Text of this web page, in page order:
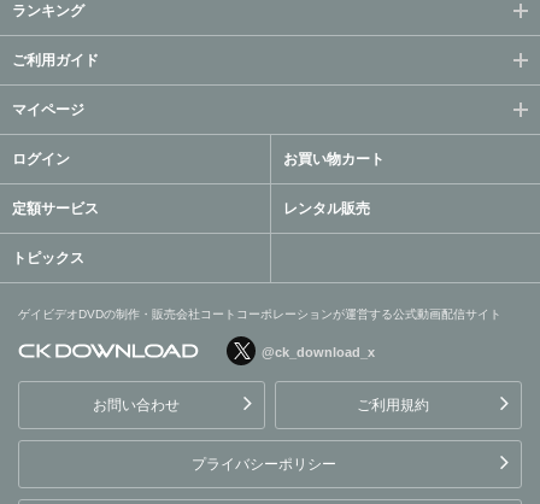
ランキング
ご利用ガイド
マイページ
ログイン お買い物カート
定額サービス レンタル販売
トピックス
ゲイビデオDVDの制作・販売会社コートコーポレーションが運営する公式動画配信サイト
ョンが運営する公式動画配
信サイト
@ck_download_x
お問い合わせ ご利用規約
プライバシーポリシー